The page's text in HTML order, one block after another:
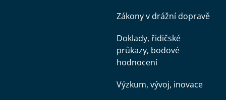
Zákony v drážní dopravě
Doklady, řidičské
průkazy, bodové
hodnocení
Výzkum, vývoj, inovace